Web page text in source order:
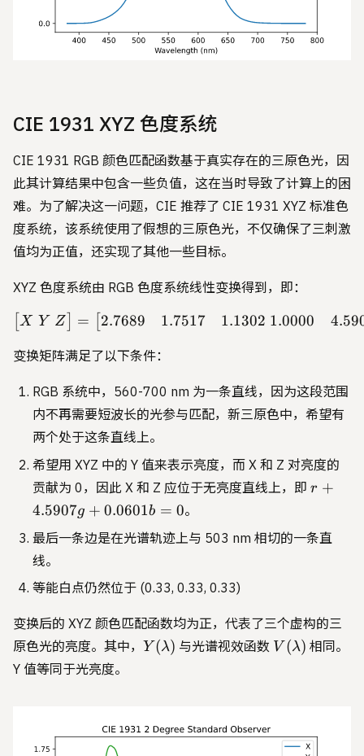
CIE 1931 XYZ 色度系统
CIE 1931 RGB 颜色匹配函数基于真实存在的三原色光，因
此其计算结果中包含一些负值，这在当时导致了计算上的困
难。为了解决这一问题，CIE 推荐了 CIE 1931 XYZ 标准色
度系统，该系统使用了假想的三原色光，不仅确保了三刺激
值均为正值，还实现了其他一些目标。
XYZ 色度系统由 RGB 色度系统线性变换得到，即：
\begin{bmatrix} X \ Y \ Z
X Y Z = 2.7689 1.7517 1.1302 1.0000
变换矩阵满足了以下条件：
RGB 系统中，560-700 nm 为一条直线，因为这段范围
内不再需要短波长的光参与匹配，新三原色中，希望有
两个处于这条直线上。
希望用 XYZ 中的 Y 值来表示亮度，而 X 和 Z 对亮度的
贡献为 0，因此 X 和 Z 应位于无亮度直线上，即 r +
0.0601b
r +
4.5907g + 0.0601b = 0。
最后一条边是在光谱轨迹上与 503 nm 相切的一条直
线。
等能白点仍然位于 (0.33, 0.33, 0.33)
变换后的 XYZ 颜色匹配函数均为正，代表了三个虚构的三
原色光的亮度。其中， Y(\lambda)
Y (λ) 与光谱视效函数 V(\lambda)
V (λ) 相同。
Y 值等同于光亮度。